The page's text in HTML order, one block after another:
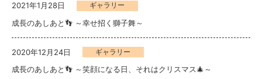
2021年1月28日 ギャラリー
成長のあしあと👣 ～幸せ招く獅子舞～
2020年12月24日 ギャラリー
成長のあしあと👣 ～笑顔になる日、それはクリスマス🎄～